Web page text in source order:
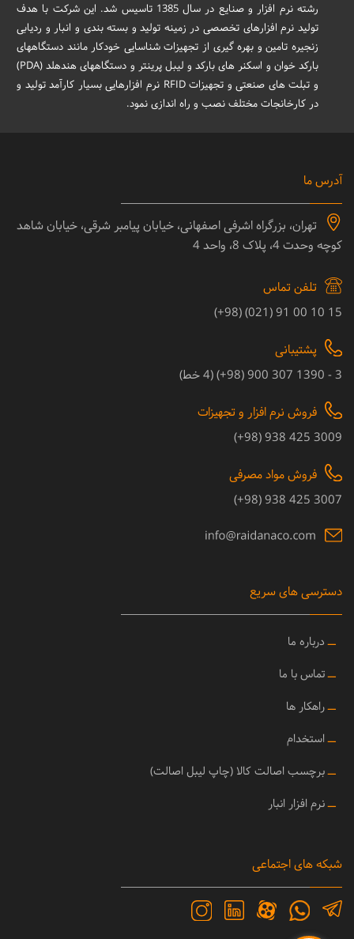
رشته نرم افزار و صنایع در سال 1385 تاسیس شد. این شرکت با هدف
تولید نرم افزارهای تخصصی در زمینه تولید و بسته بندی و انبار و ردیابی
زنجیره تامین و بهره گیری از تجهیزات شناسایی خودکار مانند دستگاههای
بارکد خوان و اسکنر های بارکد و لیبل پرینتر و دستگاههای هندهلد (PDA)
و تبلت های صنعتی و تجهیزات RFID نرم افزارهایی بسیار کارآمد تولید و
در کارخانجات مختلف نصب و راه اندازی نمود.
آدرس ما
تهران، بزرگراه اشرفی اصفهانی، خیابان پیامبر شرقی، خیابان شاهد
کوچه وحدت 4، پلاک 8، واحد 4
تلفن تماس
15 10 00 91 (021) (98+)
پشتیبانی
3 - 1390 307 900 (98+) (4 خط)
فروش نرم افزار و تجهیزات
3009 425 938 (98+)
فروش مواد مصرفی
3007 425 938 (98+)
دسترسی های سریع
ــ درباره ما
ــتماس با ما
ــراهکار ها
ــ استخدام
ــبرچسب اصالت کالا (چاپ لیبل اصالت)
ــنرم افزار انبار
شبکه های اجتماعی